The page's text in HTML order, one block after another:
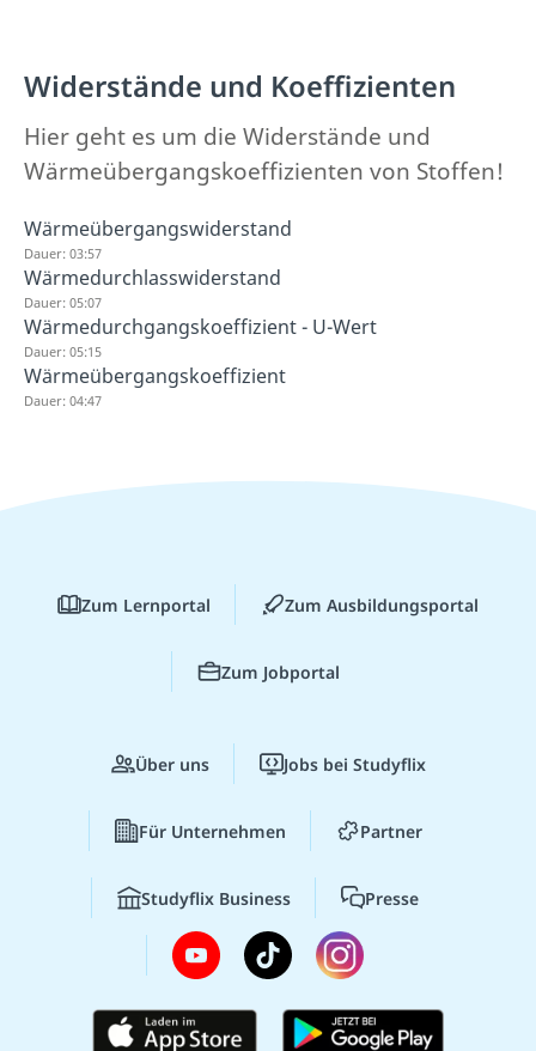
Widerstände und Koeffizienten
Hier geht es um die Widerstände und
Wärmeübergangskoeffizienten von Stoffen!
Wärmeübergangswiderstand
Dauer: 03:57
Wärmedurchlasswiderstand
Dauer: 05:07
Wärmedurchgangskoeffizient - U-Wert
Dauer: 05:15
Wärmeübergangskoeffizient
Dauer: 04:47
Zum Lernportal Zum Ausbildungsportal
Zum Jobportal
Über uns Jobs bei Studyflix
Für Unternehmen Partner
Studyflix Business Presse